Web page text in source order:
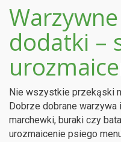
dodatki –
Nie wszystkie przekąski
Dobrze dobrane warzywa
marchewki, buraki czy
urozmaicenie psiego